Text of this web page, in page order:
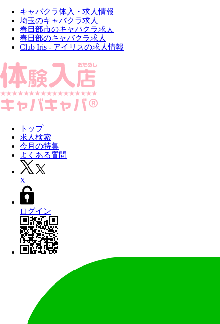
キャバクラ体入・求人情報
埼玉のキャバクラ求人
春日部市のキャバクラ求人
春日部のキャバクラ求人
Club Iris - アイリスの求人情報
トップ
求人検索
今月の特集
よくある質問
X
ログイン